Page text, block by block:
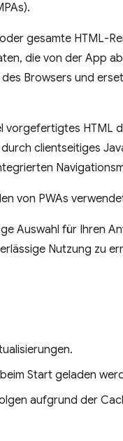
gesamte HTML-
die von der App
Browsers und
vorgefertigtes HTML
clientseitiges
von PWAs
Auswahl für Ihren
Nutzung zu
Start geladen
aufgrund der